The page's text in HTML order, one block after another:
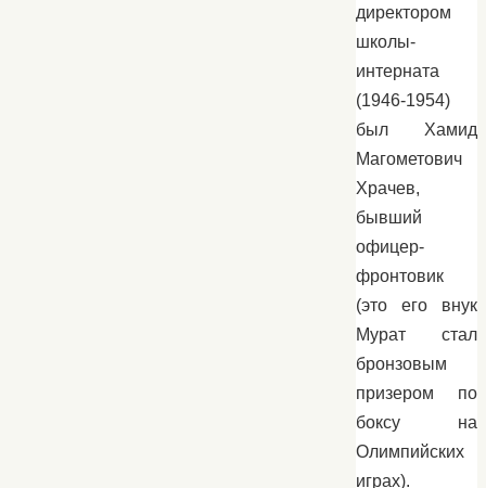
директором
школы-
интерната
(1946-1954)
был Хамид
Магометович
Храчев,
бывший
офицер-
фронтовик
(это его внук
Мурат стал
бронзовым
призером по
боксу на
Олимпийских
играх).